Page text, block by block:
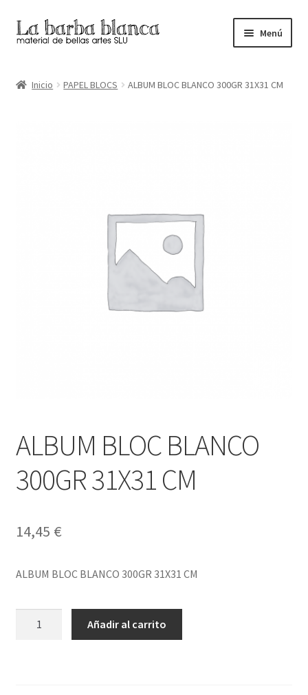
Ir
a
navegación
Ir
al
Menú
Inicio PAPEL BLOCS ALBUM BLOC BLANCO 300GR 31X31 CM
ALBUM BLOC BLANCO
300GR 31X31 CM
14,45 €
ALBUM BLOC BLANCO 300GR 31X31 CM
Añadir al carrito